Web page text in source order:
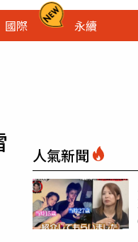
國際 永續
人氣新聞